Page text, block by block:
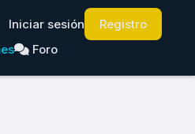
Iniciar sesión
Registro
Foro